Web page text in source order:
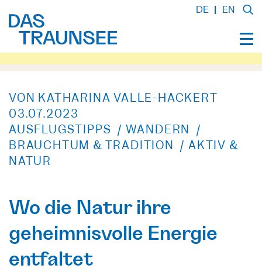
DE EN
VON KATHARINA VALLE-HACKERT
03.07.2023
AUSFLUGSTIPPS / WANDERN /
BRAUCHTUM & TRADITION / AKTIV &
NATUR
Wo die Natur ihre
geheimnisvolle Energie
entfaltet